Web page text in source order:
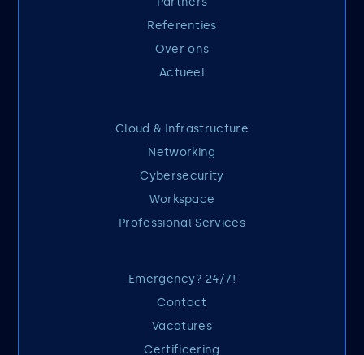
Referenties
Over ons
Actueel
Cloud & Infrastructure
Networking
Cybersecurity
Workspace
Professional Services
Emergency? 24/7!
Contact
Vacatures
Certificering